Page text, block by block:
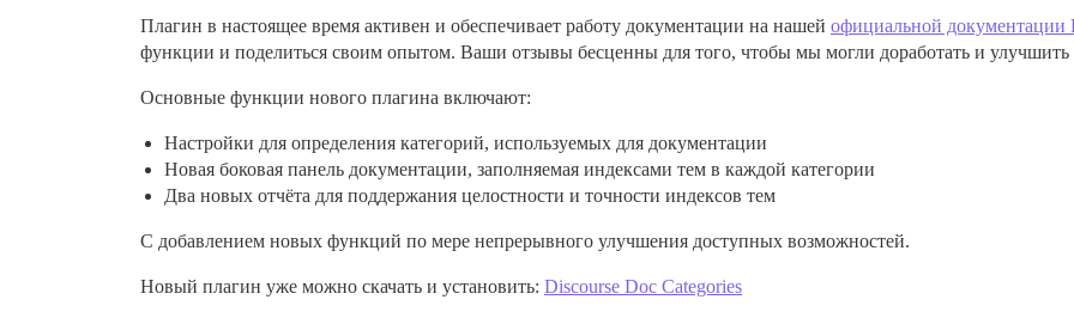
Плагин в настоящее время активен и обеспечивает работу документации на нашей официальной документации
функции и поделиться своим опытом. Ваши отзывы бесценны для того, чтобы мы могли доработать и улучшить
Основные функции нового плагина включают:
Настройки для определения категорий, используемых для документации
Новая боковая панель документации, заполняемая индексами тем в каждой категории
Два новых отчёта для поддержания целостности и точности индексов тем
С добавлением новых функций по мере непрерывного улучшения доступных возможностей.
Новый плагин уже можно скачать и установить: Discourse Doc Categories